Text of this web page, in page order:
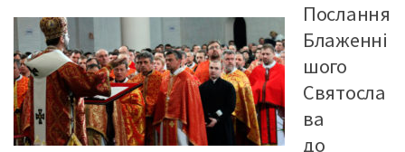
Послання
Блаженні
шого
Святосла
ва
до